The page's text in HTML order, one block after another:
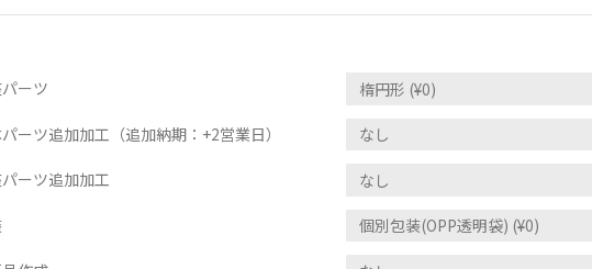
ーツ
ーツ追加加工（追加納期：+2営業日）
ーツ追加加工